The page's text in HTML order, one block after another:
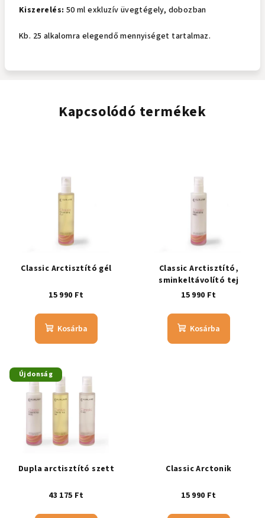
Kiszerelés: 50 ml exkluzív üvegtégely, dobozban
Kb. 25 alkalomra elegendő mennyiséget tartalmaz.
Kapcsolódó termékek
Classic Arctisztító gél
15 990 Ft
Kosárba
Classic Arctisztító,
sminkeltávolító tej
15 990 Ft
Kosárba
Újdonság
Dupla arctisztító szett
43 175 Ft
Classic Arctonik
15 990 Ft